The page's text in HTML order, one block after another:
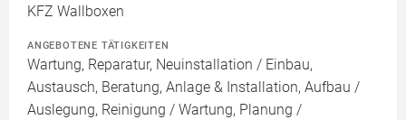
KFZ Wallboxen
ANGEBOTENE TÄTIGKEITEN
Wartung, Reparatur, Neuinstallation / Einbau,
Austausch, Beratung, Anlage & Installation, Aufbau /
Auslegung, Reinigung / Wartung, Planung /